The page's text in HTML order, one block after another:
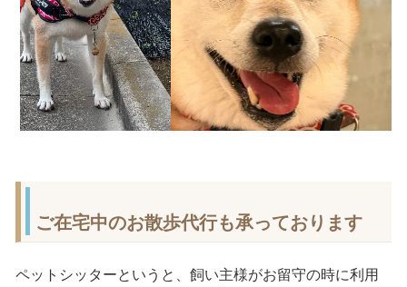
ご在宅中のお散歩代行も承っております
ペットシッターというと、飼い主様がお留守の時に利用